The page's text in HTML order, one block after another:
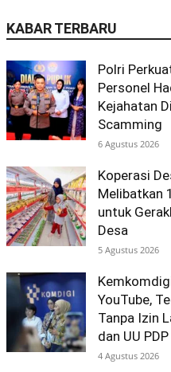
KABAR TERBARU
Polri
Personel
Kejahatan
Scamming
6 Agustus 2026
Koperasi
Melibatkan
untuk
Desa
5 Agustus 2026
YouTube,
Tanpa Izin
dan UU PDP
4 Agustus 2026